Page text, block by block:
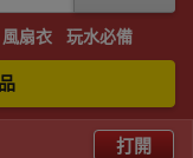
風扇衣 玩水必備
打開